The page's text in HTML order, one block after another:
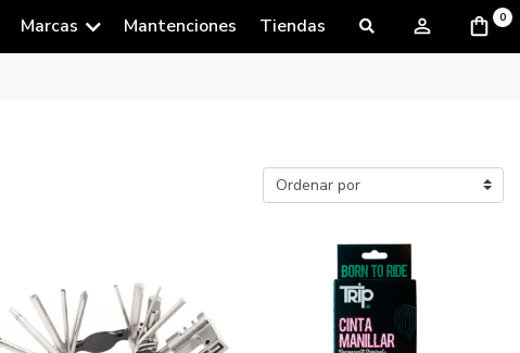
Marcas Mantenciones Tiendas 0